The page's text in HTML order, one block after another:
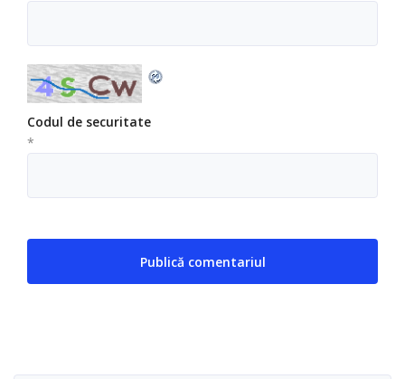
Codul de securitate
*